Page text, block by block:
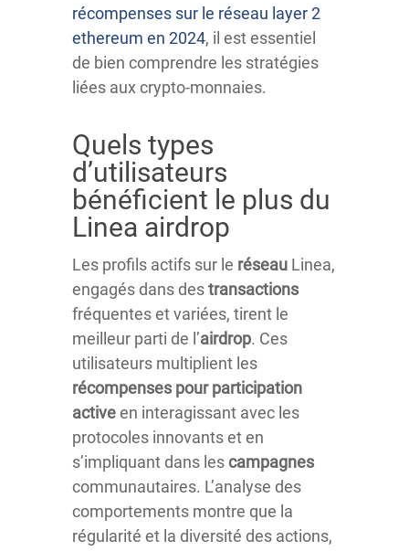
récompenses sur le réseau layer 2
ethereum en 2024, il est essentiel
de bien comprendre les stratégies
liées aux crypto-monnaies.
Quels types
d’utilisateurs
bénéficient le plus du
Linea airdrop
Les profils actifs sur le réseau Linea,
engagés dans destransactions
fréquentes et variées, tirent le
meilleur parti de l’airdrop. Ces
utilisateurs multiplient les
récompenses pour participation
activeen interagissant avec les
protocoles innovants et en
s’impliquant dans lescampagnes
communautaires. L’analyse des
comportements montre que la
régularité et la diversité des actions,